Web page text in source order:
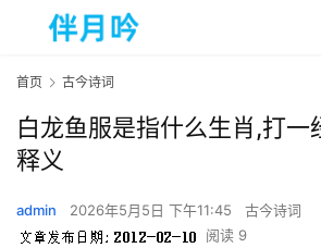
首页 古今诗词
白龙鱼服是指什么生肖,打一
释义
admin 2026年5月5日 下午11:45
古今诗词
阅读 9